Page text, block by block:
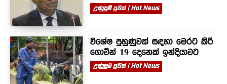
උණුසුම් පුවත් | Hot News
විශේෂ පුහුණුවක් සඳහා මෙරට කිරි
ගොවීන් 19 දෙනෙක් ඉන්දියාවට
උණුසුම් පුවත් | Hot News